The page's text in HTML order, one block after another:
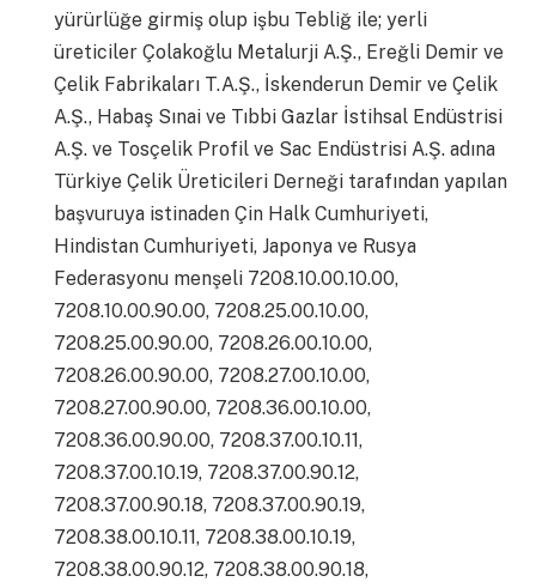
yürürlüğe girmiş olup işbu Tebliğ ile; yerli
üreticiler Çolakoğlu Metalurji A.Ş., Ereğli Demir ve
Çelik Fabrikaları T.A.Ş., İskenderun Demir ve Çelik
A.Ş., Habaş Sınai ve Tıbbi Gazlar İstihsal Endüstrisi
A.Ş. ve Tosçelik Profil ve Sac Endüstrisi A.Ş. adına
Türkiye Çelik Üreticileri Derneği tarafından yapılan
başvuruya istinaden Çin Halk Cumhuriyeti,
Hindistan Cumhuriyeti, Japonya ve Rusya
Federasyonu menşeli 7208.10.00.10.00,
7208.10.00.90.00, 7208.25.00.10.00,
7208.25.00.90.00, 7208.26.00.10.00,
7208.26.00.90.00, 7208.27.00.10.00,
7208.27.00.90.00, 7208.36.00.10.00,
7208.36.00.90.00, 7208.37.00.10.11,
7208.37.00.10.19, 7208.37.00.90.12,
7208.37.00.90.18, 7208.37.00.90.19,
7208.38.00.10.11, 7208.38.00.10.19,
7208.38.00.90.12, 7208.38.00.90.18,